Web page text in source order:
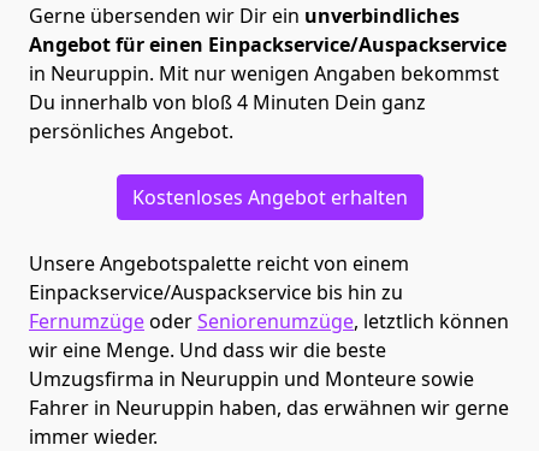
Gerne übersenden wir Dir ein unverbindliches
Angebot für einen Einpackservice/Auspackservice
in Neuruppin. Mit nur wenigen Angaben bekommst
Du innerhalb von bloß 4 Minuten Dein ganz
persönliches Angebot.
Kostenloses Angebot erhalten
Unsere Angebotspalette reicht von einem
Einpackservice/Auspackservice bis hin zu
FernumzügeoderSeniorenumzüge, letztlich können
wir eine Menge. Und dass wir die beste
Umzugsfirma in Neuruppin und Monteure sowie
Fahrer in Neuruppin haben, das erwähnen wir gerne
immer wieder.